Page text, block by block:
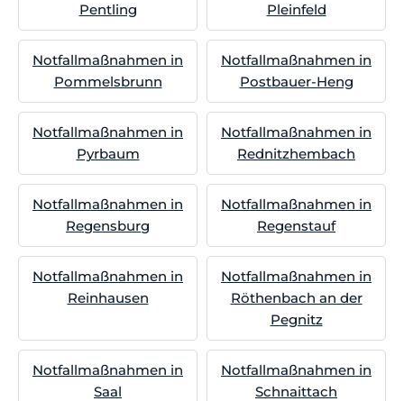
Pentling
Pleinfeld
Notfallmaßnahmen in
Pommelsbrunn
Notfallmaßnahmen in
Postbauer-Heng
Notfallmaßnahmen in
Pyrbaum
Notfallmaßnahmen in
Rednitzhembach
Notfallmaßnahmen in
Regensburg
Notfallmaßnahmen in
Regenstauf
Notfallmaßnahmen in
Reinhausen
Notfallmaßnahmen in
Röthenbach an der
Pegnitz
Notfallmaßnahmen in
Saal
Notfallmaßnahmen in
Schnaittach